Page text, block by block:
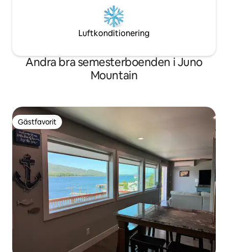
Luftkonditionering
Andra bra semesterboenden i Juno
Mountain
Gästfavorit
Gästfavorit